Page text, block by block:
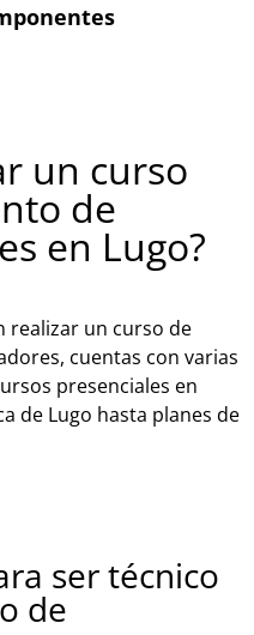
un curso
de
en Lugo?
realizar un curso de
cuentas con varias
presenciales en
de Lugo hasta planes de
ser técnico
de